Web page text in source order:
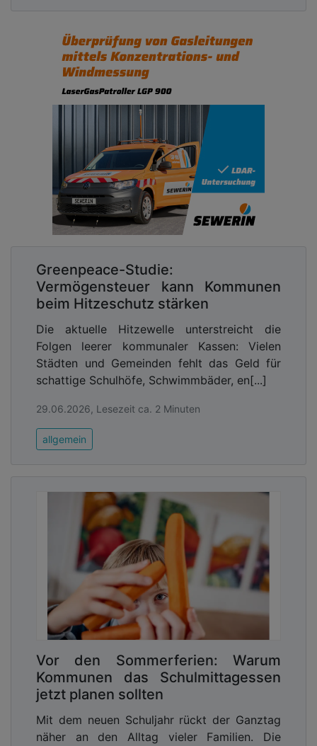
Greenpeace-Studie:
Vermögensteuer kann Kommunen
beim Hitzeschutz stärken
Die aktuelle Hitzewelle unterstreicht die
Folgen leerer kommunaler Kassen: Vielen
Städten und Gemeinden fehlt das Geld für
schattige Schulhöfe, Schwimmbäder, en[...]
29.06.2026, Lesezeit ca. 2 Minuten
allgemein
Vor den Sommerferien: Warum
Kommunen das Schulmittagessen
jetzt planen sollten
Mit dem neuen Schuljahr rückt der Ganztag
näher an den Alltag vieler Familien. Die